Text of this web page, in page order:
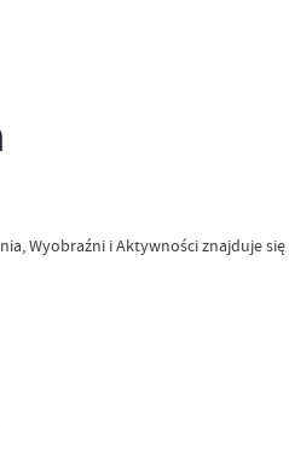
Wyobraźni i Aktywności znajduje